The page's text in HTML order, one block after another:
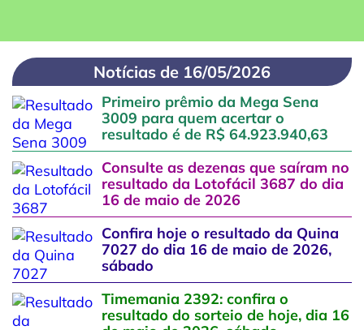
Notícias de 16/05/2026
Primeiro prêmio da Mega Sena
3009 para quem acertar o
resultado é de R$ 64.923.940,63
Consulte as dezenas que saíram no
resultado da Lotofácil 3687 do dia
16 de maio de 2026
Confira hoje o resultado da Quina
7027 do dia 16 de maio de 2026,
sábado
Timemania 2392: confira o
resultado do sorteio de hoje, dia 16